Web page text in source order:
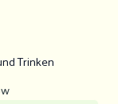
Trinken